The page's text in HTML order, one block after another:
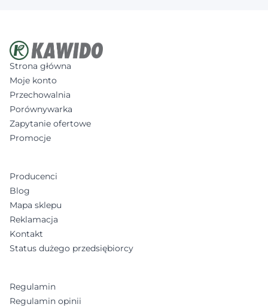
Strona główna
Moje konto
Przechowalnia
Porównywarka
Zapytanie ofertowe
Promocje
Producenci
Blog
Mapa sklepu
Reklamacja
Kontakt
Status dużego przedsiębiorcy
Regulamin
Regulamin opinii